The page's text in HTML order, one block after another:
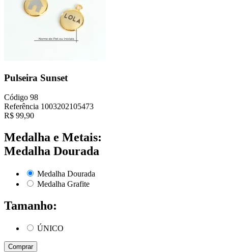
Pulseira Sunset
Código 98
Referência 1003202105473
R$ 99,90
Medalha e Metais:
Medalha Dourada
Medalha Dourada
Medalha Grafite
Tamanho:
ÚNICO
Comprar